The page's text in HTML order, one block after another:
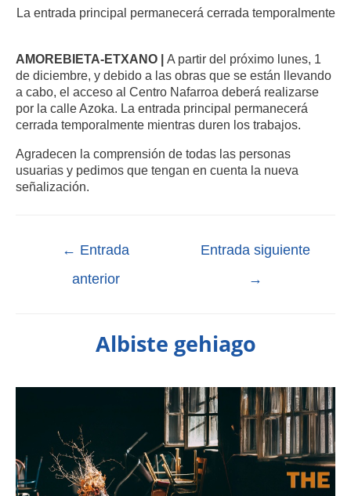
La entrada principal permanecerá cerrada temporalmente
AMOREBIETA-ETXANO | A partir del próximo lunes, 1
de diciembre, y debido a las obras que se están llevando
a cabo, el acceso al Centro Nafarroa deberá realizarse
por la calle Azoka. La entrada principal permanecerá
cerrada temporalmente mientras duren los trabajos.
Agradecen la comprensión de todas las personas
usuarias y pedimos que tengan en cuenta la nueva
señalización.
← Entrada
anterior
Entrada siguiente
→
Albiste gehiago